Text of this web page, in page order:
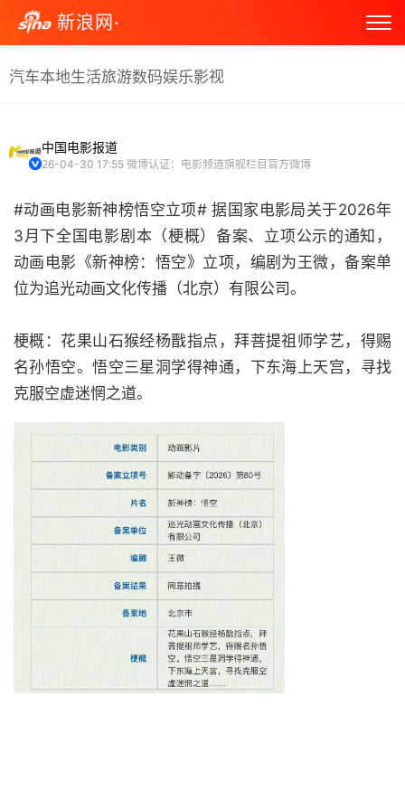
新浪网·
汽车本地生活旅游数码娱乐影视
中国电影报道
26-04-30 17:55 微博认证：电影频道旗舰栏目官方微博
#动画电影新神榜悟空立项# 据国家电影局关于2026年
3月下全国电影剧本（梗概）备案、立项公示的通知，
动画电影《新神榜：悟空》立项，编剧为王微，备案单
位为追光动画文化传播（北京）有限公司。
梗概：花果山石猴经杨戬指点，拜菩提祖师学艺，得赐
名孙悟空。悟空三星洞学得神通，下东海上天宫，寻找
克服空虚迷惘之道。